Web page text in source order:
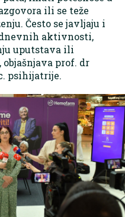
ili se teže
Često se javljaju i
aktivnosti,
uputstava ili
prof. dr
psihijatrije.